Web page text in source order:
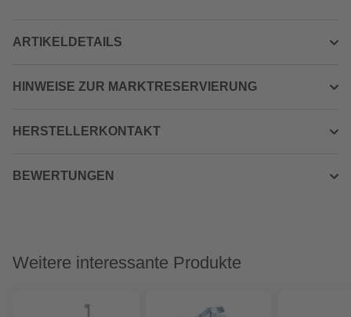
ARTIKELDETAILS
HINWEISE ZUR MARKTRESERVIERUNG
HERSTELLERKONTAKT
BEWERTUNGEN
Weitere interessante Produkte